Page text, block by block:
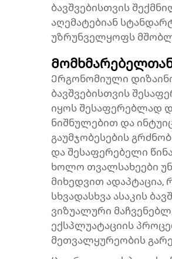
ბავშვებისთვის
აღემატებიან
უზრუნველყოფს
Ერგონომიული
ბავშვებისთვის
იყოს შესაფერებლად
ნიშნულებით და
გაუმჯობესების
და შესაფერებელი
ხოლო თვალსახეები
მიხედვით
სხვადასხვა ასაკის
ვიზუალური
ექსპლუატაციის
მეთვალყურეობის